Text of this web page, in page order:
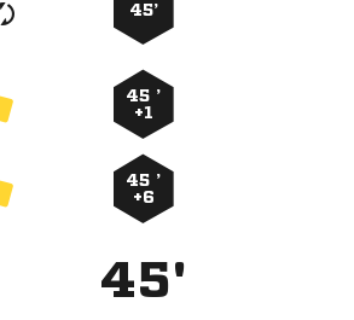
45’
45 ’
+1
45 ’
+6
45'